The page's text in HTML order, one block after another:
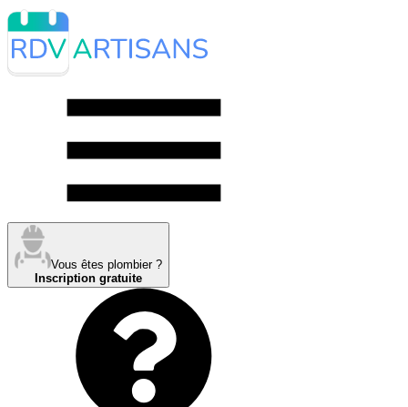
Vous êtes plombier ?
Inscription gratuite